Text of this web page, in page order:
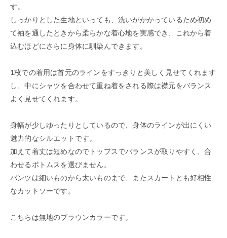
す。
しっかりとした生地といっても、洗いがかかっているため初め
て袖を通したときから柔らかな着心地を実感でき、これから着
込むほどにさらに身体に馴染んできます。
1枚での着用は首元のラインをすっきりと美しく見せてくれます
し、中にシャツを合わせて重ね着をされる際は襟元をバランス
よく見せてくれます。
身幅が少しゆったりとしているので、身体のラインが出にくい
魅力的なシルエットです。
加えて着丈は短めなのでトップスでバランスが取りやすく、合
わせるボトムスを選びません。
パンツは細いものから太いものまで、またスカートとも好相性
なカットソーです。
こちらは無地のブラウンカラーです。